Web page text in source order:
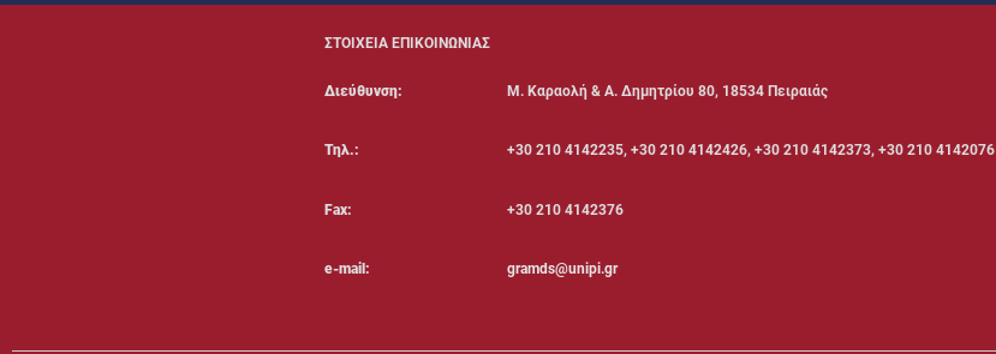
ΣΤΟΙΧΕΙΑ ΕΠΙΚΟΙΝΩΝΙΑΣ
Διεύθυνση: Μ. Καραολή & Α. Δημητρίου 80, 18534 Πειραιάς
Τηλ.: +30 210 4142235, +30 210 4142426, +30 210 4142373, +30 210 4142076
Fax: +30 210 4142376
e-mail: gramds@unipi.gr